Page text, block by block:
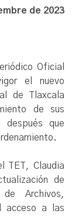
de 2023
Oficial
el nuevo
de Tlaxcala
de sus
después que
TET, Claudia
de
Archivos,
acceso a las